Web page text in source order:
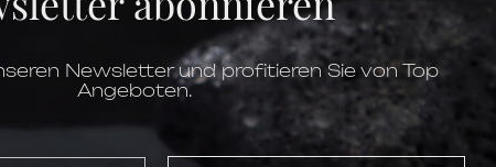
Newsletter und profitieren Sie von Top
Angeboten.